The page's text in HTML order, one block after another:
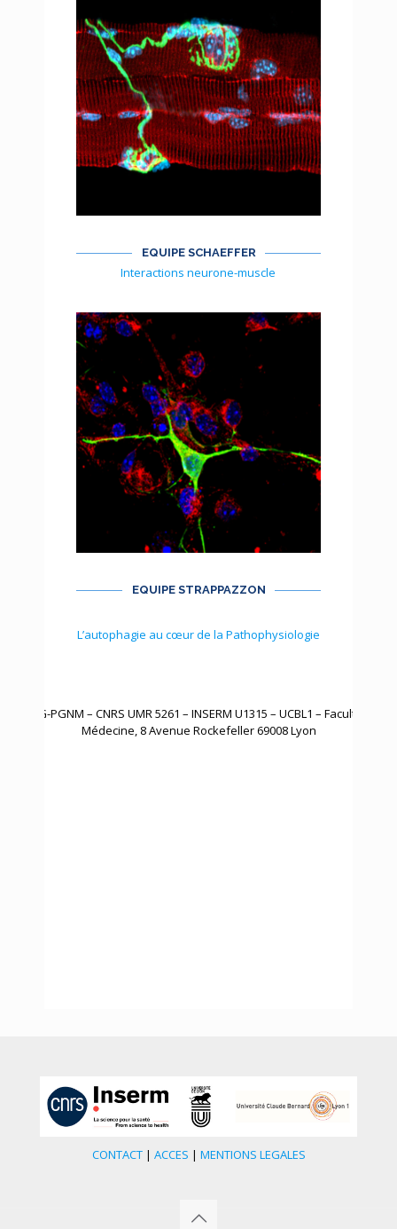
EQUIPE SCHAEFFER
Interactions neurone-muscle
EQUIPE STRAPPAZZON
L’autophagie au cœur de la Pathophysiologie
INMG-PGNM – CNRS UMR 5261 – INSERM U1315 – UCBL1 – Faculté de
Médecine, 8 Avenue Rockefeller 69008 Lyon
CONTACT| ACCES | MENTIONS LEGALES